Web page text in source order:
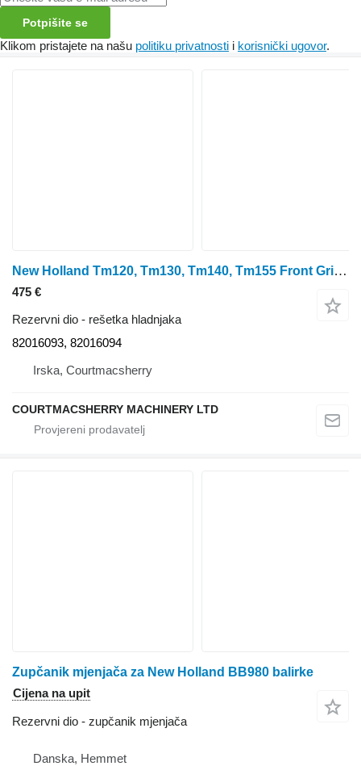
Potpišite se
Klikom pristajete na našu politiku privatnosti i korisnički ugovor.
New Holland Tm120, Tm130, Tm140, Tm155 Front Grill, Grille Panel 82016094 82016093 rešetka hladnjaka za traktora na kotačima
475 €
Rezervni dio - rešetka hladnjaka
82016093, 82016094
Irska, Courtmacsherry
COURTMACSHERRY MACHINERY LTD
Zupčanik mjenjača za New Holland BB980 balirke
Cijena na upit
Rezervni dio - zupčanik mjenjača
Danska, Hemmet